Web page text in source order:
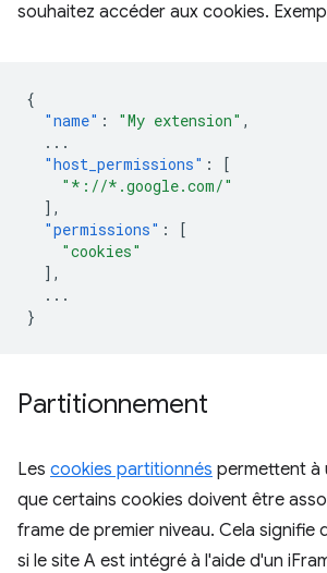
souhaitez accéder aux cookies.
{
"name" : "My extension" ,
...
"host_permissions" :
[
"*://*.google.com/"
],
"permissions" :
[
"cookies"
],
...
}
Partitionnement
Les cookies partitionnés permettent à
que certains cookies doivent être
frame de premier niveau. Cela signifie
si le site A est intégré à l'aide d'un